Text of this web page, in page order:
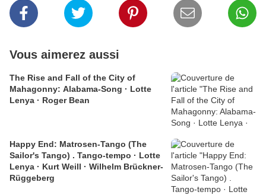
Vous aimerez aussi
The Rise and Fall of the City of
Mahagonny: Alabama-Song · Lotte
Lenya · Roger Bean
Happy End: Matrosen-Tango (The
Sailor's Tango) . Tango-tempo · Lotte
Lenya · Kurt Weill · Wilhelm Brückner-
Rüggeberg